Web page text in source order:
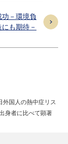
－環境負
も期待－
外国人の熱中症リス
身者に比べて顕著